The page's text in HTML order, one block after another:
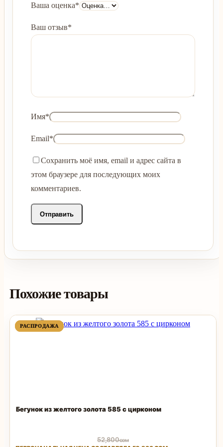
Ваша оценка*
Ваш отзыв*
Имя*
Email*
Сохранить моё имя, email и адрес сайта в
этом браузере для последующих моих
комментариев.
Похожие товары
РАСПРОДАЖА ПРОДАВАЕМЫЙ
ТОВАР
РАСПРОДАЖА ПРОДАВАЕМЫЙ
ТОВАР
Бегунок из желтого золота 585 с цирконом
52,800сом